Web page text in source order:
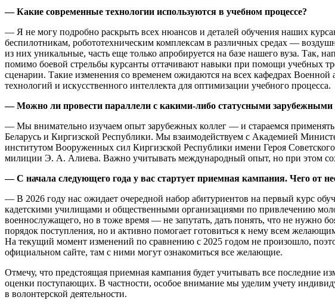
— Какие современные технологии используются в учебном процессе?
— Я не могу подробно раскрыть всех нюансов и деталей обучения наших
беспилотникам, робототехническим комплексам в различных средах —
из них уникальные, часть еще только апробируется на базе нашего вуза. Так,
помимо боевой стрельбы курсанты оттачивают навыки при помощи учебных
сценарии. Такие изменения со временем ожидаются на всех кафедрах
технологий и искусственного интеллекта для оптимизации учебного процесса.
— Можно ли провести параллели с какими-либо статусными
— Мы внимательно изучаем опыт зарубежных коллег — и стараемся
Беларусь и Киргизской Республики. Мы взаимодействуем с Академией
институтом Вооруженных сил Киргизской Республики имени Героя
милиции Э. А. Алиева. Важно учитывать международный опыт, но при этом
— С начала следующего года у вас стартует приемная кампания. Чего от
— В 2026 году нас ожидает очередной набор абитуриентов на первый курс
кадетскими училищами и общественными организациями по привлечению
военнослужащего, но в тоже время — не запутать, дать понять, что не нужно
порядок поступления, но и активно помогает готовиться к нему всем
На текущий момент изменений по сравнению с 2025 годом не произошло,
официальном сайте, там с ними могут ознакомиться все желающие.
Отмечу, что предстоящая приемная кампания будет учитывать все последние
оценки поступающих. В частности, особое внимание мы уделим учету
в волонтерской деятельности.